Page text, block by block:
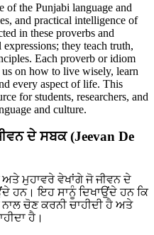
of the Punjabi language and
and practical intelligence of
in these proverbs and
they teach truth,
Each proverb or idiom
on how to live wisely, learn
every aspect of life. This
for students, researchers, and
and culture.
ਦੇ ਸਬਕ (Jeevan De
ਮੁਹਾਵਰੇ ਵੇਖਾਂਗੇ ਜੋ ਜੀਵਨ ਦੇ
ਹਨ। ਇਹ ਸਾਨੂੰ ਦਿਖਾਉਂਦੇ ਹਨ ਕਿ
ਚੋਣ ਕਰਨੀ ਚਾਹੀਦੀ ਹੈ ਅਤੇ
ਹੈ।